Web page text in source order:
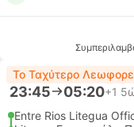
Το Ταχύτερο
23:45 05:20+1
Entre Rios Litegua